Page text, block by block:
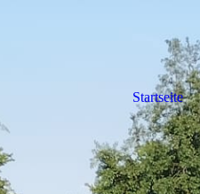
Startseite